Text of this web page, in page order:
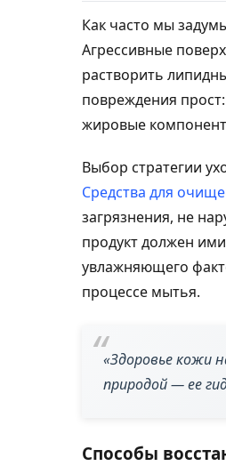
Как часто мы
Агрессивные
растворить
повреждения
жировые
Выбор стратегии
Средства для
загрязнения, не
продукт должен
увлажняющего
процессе мытья.
«Здоровье кожи
природой — ее
Способы